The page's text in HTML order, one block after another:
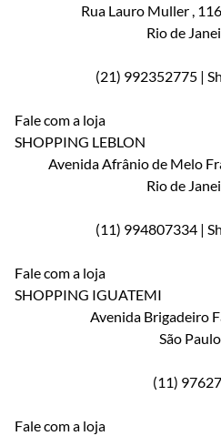
Rua Lauro Muller , 116
Rio de
(21) 992352775 |
Fale com a loja
SHOPPING LEBLON
Avenida Afrânio de Melo
Rio de
(11) 994807334 |
Fale com a loja
SHOPPING IGUATEMI
Avenida Brigadeiro
São Paulo
(11)
Fale com a loja